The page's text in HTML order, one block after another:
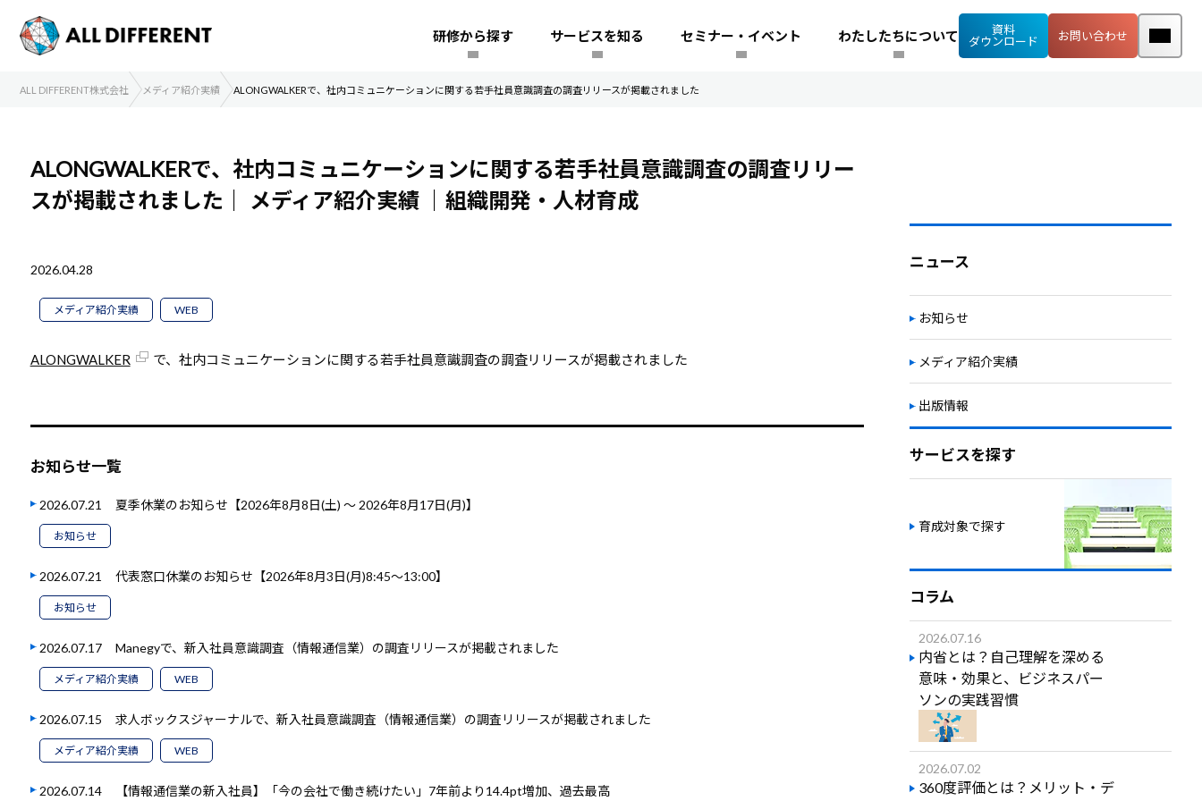
研修から探す サービスを知る セミナー・イベント わたしたちについて
資料
ダウンロード
お問い合わせ
ALL DIFFERENT株式会社 メディア紹介実績 ALONGWALKERで、社内コミュニケーションに関する若手社員意識調査の調査リリースが掲載されました
ALONGWALKERで、社内コミュニケーションに関する若手社員意識調査の調査リリー
スが掲載されました｜ メディア紹介実績 ｜組織開発・人材育成
2026.04.28
メディア紹介実績 WEB
ALONGWALKER で、社内コミュニケーションに関する若手社員意識調査の調査リリースが掲載されました
お知らせ一覧
2026.07.21 夏季休業のお知らせ【2026年8月8日(土) ～ 2026年8月17日(月)】
お知らせ
2026.07.21 代表窓口休業のお知らせ【2026年8月3日(月)8:45～13:00】
お知らせ
2026.07.17 Manegyで、新入社員意識調査（情報通信業）の調査リリースが掲載されました
メディア紹介実績 WEB
2026.07.15 求人ボックスジャーナルで、新入社員意識調査（情報通信業）の調査リリースが掲載されました
メディア紹介実績 WEB
2026.07.14 【情報通信業の新入社員】「今の会社で働き続けたい」7年前より14.4pt増加、過去最高
ニュース
お知らせ
メディア紹介実績
出版情報
サービスを探す
育成対象で探す
コラム
2026.07.16
内省とは？自己理解を深める
意味・効果と、ビジネスパー
ソンの実践習慣
2026.07.02
360度評価とは？メリット・デ